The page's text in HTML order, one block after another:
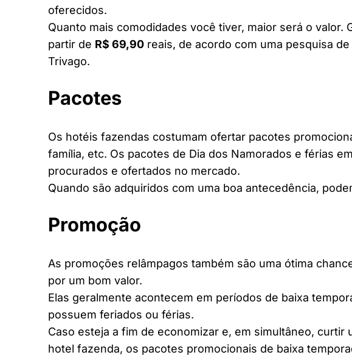
oferecidos.
Quanto mais comodidades você tiver, maior será o valor.
partir de R$ 69,90 reais, de acordo com uma pesquisa
Trivago.
Pacotes
Os hotéis fazendas costumam ofertar pacotes
família, etc. Os pacotes de Dia dos Namorados e férias
procurados e ofertados no mercado.
Quando são adquiridos com uma boa antecedência,
Promoção
As promoções relâmpagos também são uma ótima
por um bom valor.
Elas geralmente acontecem em períodos de baixa
possuem feriados ou férias.
Caso esteja a fim de economizar e, em simultâneo, curtir
hotel fazenda, os pacotes promocionais de baixa